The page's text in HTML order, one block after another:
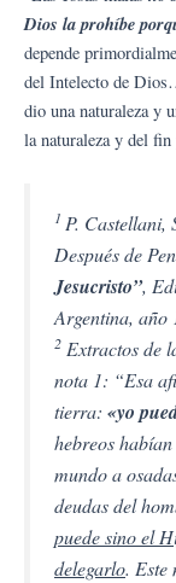
Dios la prohíbe
depende
del Intelecto de
dio una naturaleza y
la naturaleza y del fin
1 P. Castellani,
Después de
Jesucristo”,
Argentina, año
2 Extractos de
nota 1: “Esa
tierra: «yo
hebreos
mundo a
deudas del
puede sino el
delegarlo. Este